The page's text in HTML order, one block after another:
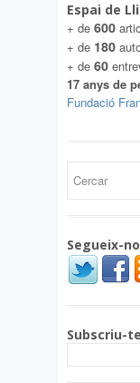
Espai de
+ de 600
+ de 180
+ de 60
17 anys de
Fundació
Segueix-
Subscriu-